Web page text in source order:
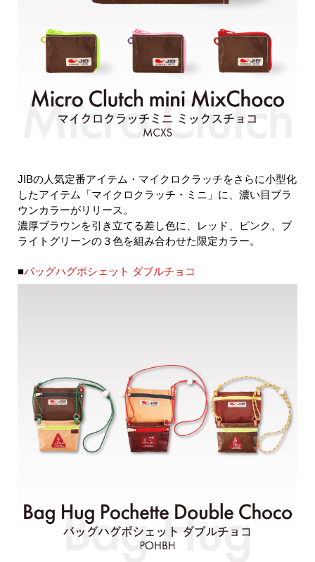
JIBの人気定番アイテム・マイクロクラッチをさらに小型化
したアイテム「マイクロクラッチ・ミニ」に、濃い目ブラ
ウンカラーがリリース。
濃厚ブラウンを引き立てる差し色に、レッド、ピンク、ブ
ライトグリーンの３色を組み合わせた限定カラー。
■バッグハグポシェット ダブルチョコ